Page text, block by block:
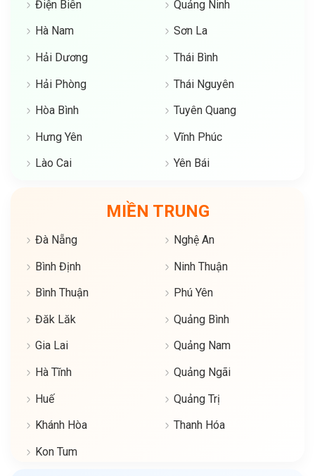
Điện Biên
Hà Nam
Hải Dương
Hải Phòng
Hòa Bình
Hưng Yên
Lào Cai
Quảng Ninh
Sơn La
Thái Bình
Thái Nguyên
Tuyên Quang
Vĩnh Phúc
Yên Bái
MIỀN TRUNG
Đà Nẵng
Bình Định
Bình Thuận
Đăk Lăk
Gia Lai
Hà Tĩnh
Huế
Khánh Hòa
Kon Tum
Nghệ An
Ninh Thuận
Phú Yên
Quảng Bình
Quảng Nam
Quảng Ngãi
Quảng Trị
Thanh Hóa